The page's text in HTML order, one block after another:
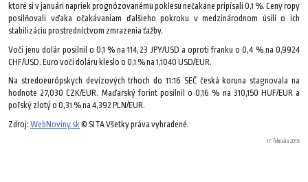
ktoré si v januári napriek prognózovanému poklesu nečakane pripísali 0,1 %. Ceny ropy
posilňovali vďaka očakávaniam ďalšieho pokroku v medzinárodnom úsilí o ich
stabilizáciu prostredníctvom zmrazenia ťažby.
Voči jenu dolár posilnil o 0,1 % na 114,23 JPY/USD a oproti franku o 0,4 % na 0,9924
CHF/USD. Euro voči doláru kleslo o 0,1 % na 1,1040 USD/EUR.
Na stredoeurópskych devízových trhoch do 11:16 SEČ česká koruna stagnovala na
hodnote 27,030 CZK/EUR. Maďarský forint posilnil o 0,16 % na 310,150 HUF/EUR a
poľský zlotý o 0,31 % na 4,392 PLN/EUR.
Zdroj: WebNoviny.sk © SITA Všetky práva vyhradené.
17. februára 2016